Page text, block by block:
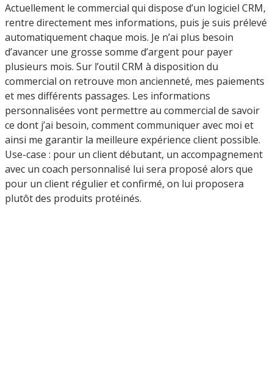
Actuellement le commercial qui dispose d’un logiciel CRM,
rentre directement mes informations, puis je suis prélevé
automatiquement chaque mois. Je n’ai plus besoin
d’avancer une grosse somme d’argent pour payer
plusieurs mois. Sur l’outil CRM à disposition du
commercial on retrouve mon ancienneté, mes paiements
et mes différents passages. Les informations
personnalisées vont permettre au commercial de savoir
ce dont j’ai besoin, comment communiquer avec moi et
ainsi me garantir la meilleure expérience client possible.
Use-case : pour un client débutant, un accompagnement
avec un coach personnalisé lui sera proposé alors que
pour un client régulier et confirmé, on lui proposera
plutôt des produits protéinés.